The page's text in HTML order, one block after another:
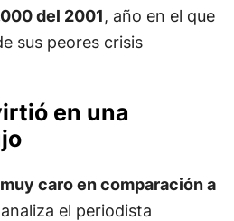
del 2001, año en el que
sus peores crisis
en una
caro en comparación a
analiza el periodista